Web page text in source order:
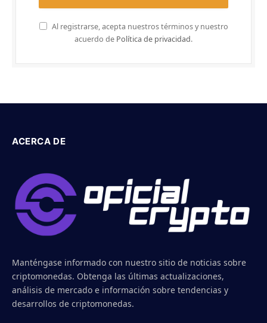
Al registrarse, acepta nuestros términos y nuestro
acuerdo de Política de privacidad.
ACERCA DE
Manténgase informado con nuestro sitio de noticias sobre
criptomonedas. Obtenga las últimas actualizaciones,
análisis de mercado e información sobre tendencias y
desarrollos de criptomonedas.